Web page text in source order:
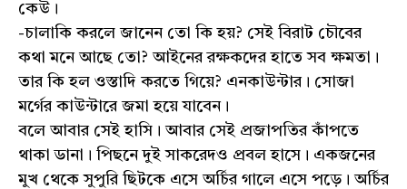
কেউ।
-চালাকি করলে জানেন তো কি হয়? সেই বিরাট চৌবের
কথা মনে আছে তো? আইনের রক্ষকদের হাতে সব ক্ষমতা।
তার কি হল ওস্তাদি করতে গিয়ে? এনকাউন্টার। সোজা
মর্গের কাউন্টারে জমা হয়ে যাবেন।
বলে আবার সেই হাসি। আবার সেই প্রজাপতির কাঁপতে
থাকা ডানা। পিছনে দুই সাকরেদও প্রবল হাসে। একজনের
মুখ থেকে সুপুরি ছিটকে এসে অর্চির গালে এসে পড়ে। অর্চির